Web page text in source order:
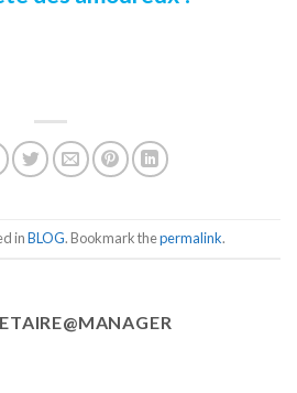
inBLOG. Bookmark thepermalink.